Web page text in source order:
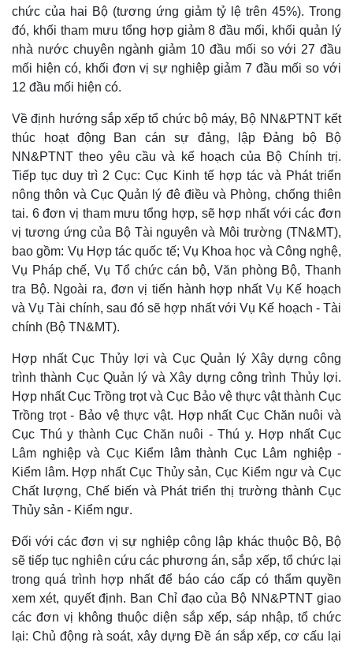
Kinh tế
Bất động sản
Khởi nghiệp
Thị trường
Giá vàng
Tiêu dùng
Tỷ giá
Chứng khoán
Giá cà phê
chức của hai Bộ (tương ứng giảm tỷ lệ trên 45%). Trong
đó, khối tham mưu tổng hợp giảm 8 đầu mối, khối quản lý
nhà nước chuyên ngành giảm 10 đầu mối so với 27 đầu
mối hiện có, khối đơn vị sự nghiệp giảm 7 đầu mối so với
12 đầu mối hiện có.
Về định hướng sắp xếp tổ chức bộ máy, Bộ NN&PTNT kết
thúc hoạt động Ban cán sự đảng, lập Đảng bộ Bộ
NN&PTNT theo yêu cầu và kế hoạch của Bộ Chính trị.
Tiếp tục duy trì 2 Cục: Cục Kinh tế hợp tác và Phát triển
nông thôn và Cục Quản lý đê điều và Phòng, chống thiên
tai. 6 đơn vị tham mưu tổng hợp, sẽ hợp nhất với các đơn
vị tương ứng của Bộ Tài nguyên và Môi trường (TN&MT),
bao gồm: Vụ Hợp tác quốc tế; Vụ Khoa học và Công nghệ,
Vụ Pháp chế, Vụ Tổ chức cán bộ, Văn phòng Bộ, Thanh
tra Bộ. Ngoài ra, đơn vị tiến hành hợp nhất Vụ Kế hoạch
và Vụ Tài chính, sau đó sẽ hợp nhất với Vụ Kế hoạch - Tài
chính (Bộ TN&MT).
Hợp nhất Cục Thủy lợi và Cục Quản lý Xây dựng công
trình thành Cục Quản lý và Xây dựng công trình Thủy lợi.
Hợp nhất Cục Trồng trọt và Cục Bảo vệ thực vật thành Cục
Trồng trọt - Bảo vệ thực vật. Hợp nhất Cục Chăn nuôi và
Cục Thú y thành Cục Chăn nuôi - Thú y. Hợp nhất Cục
Lâm nghiệp và Cục Kiểm lâm thành Cục Lâm nghiệp -
Kiểm lâm. Hợp nhất Cục Thủy sản, Cục Kiểm ngư và Cục
Chất lượng, Chế biến và Phát triển thị trường thành Cục
Thủy sản - Kiểm ngư.
Đối với các đơn vị sự nghiệp công lập khác thuộc Bộ, Bộ
sẽ tiếp tục nghiên cứu các phương án, sắp xếp, tổ chức lại
trong quá trình hợp nhất để báo cáo cấp có thẩm quyền
xem xét, quyết định. Ban Chỉ đạo của Bộ NN&PTNT giao
các đơn vị không thuộc diện sắp xếp, sáp nhập, tổ chức
lại: Chủ động rà soát, xây dựng Đề án sắp xếp, cơ cấu lại